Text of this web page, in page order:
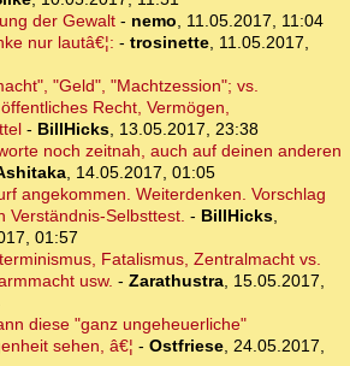
der Gewalt- nemo, 11.05.2017, 11:04
nur lautâ€¦: - trosinette, 11.05.2017,
"Geld", "Machtzession"; vs.
Recht, Vermögen,
- BillHicks, 13.05.2017, 23:38
noch zeitnah, auch auf deinen anderen
, 14.05.2017, 01:05
angekommen. Weiterdenken. Vorschlag
Verständnis-Selbsttest. - BillHicks,
01:57
Fatalismus, Zentralmacht vs.
usw. - Zarathustra, 15.05.2017,
diese "ganz ungeheuerliche"
sehen, â€¦ - Ostfriese, 24.05.2017,